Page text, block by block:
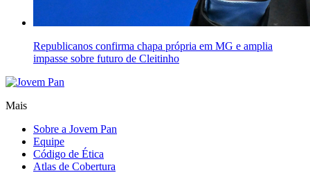
Republicanos confirma chapa própria em MG e amplia
impasse sobre futuro de Cleitinho
Mais
Sobre a Jovem Pan
Equipe
Código de Ética
Atlas de Cobertura